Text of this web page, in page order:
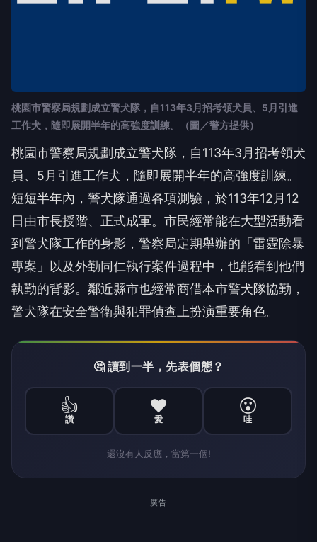
桃園市警察局規劃成立警犬隊，自113年3月招考領犬員、5月引進
工作犬，隨即展開半年的高強度訓練。（圖／警方提供）
桃園市警察局規劃成立警犬隊，自113年3月招考領犬
員、5月引進工作犬，隨即展開半年的高強度訓練。
短短半年內，警犬隊通過各項測驗，於113年12月12
日由市長授階、正式成軍。市民經常能在大型活動看
到警犬隊工作的身影，警察局定期舉辦的「雷霆除暴
專案」以及外勤同仁執行案件過程中，也能看到他們
執勤的背影。鄰近縣市也經常商借本市警犬隊協勤，
警犬隊在安全警衛與犯罪偵查上扮演重要角色。
🤔 讀到一半，先表個態？
👍
讚
❤️
愛
😮
哇
還沒有人反應，當第一個!
廣告